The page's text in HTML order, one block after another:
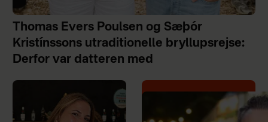
Thomas Evers Poulsen og Sæþór
Kristínssons utraditionelle bryllupsrejse:
Derfor var datteren med